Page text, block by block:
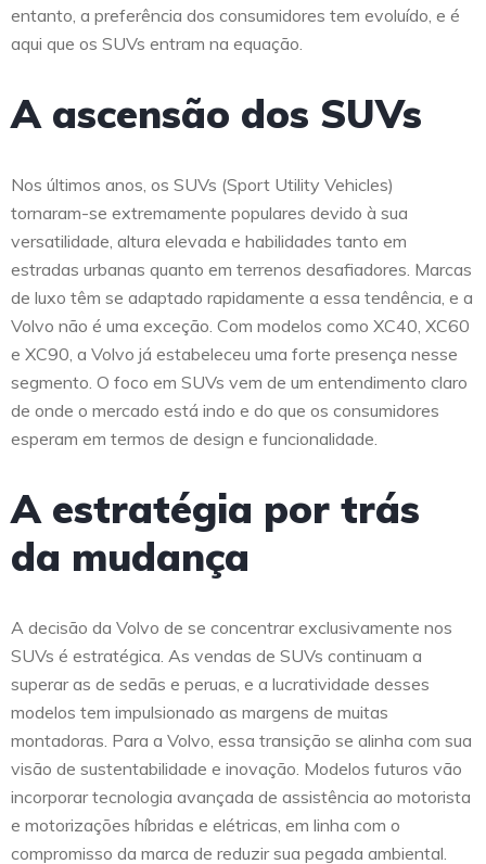
entanto, a preferência dos consumidores tem evoluído, e é
aqui que os SUVs entram na equação.
A ascensão dos SUVs
Nos últimos anos, os SUVs (Sport Utility Vehicles)
tornaram-se extremamente populares devido à sua
versatilidade, altura elevada e habilidades tanto em
estradas urbanas quanto em terrenos desafiadores. Marcas
de luxo têm se adaptado rapidamente a essa tendência, e a
Volvo não é uma exceção. Com modelos como XC40, XC60
e XC90, a Volvo já estabeleceu uma forte presença nesse
segmento. O foco em SUVs vem de um entendimento claro
de onde o mercado está indo e do que os consumidores
esperam em termos de design e funcionalidade.
A estratégia por trás
da mudança
A decisão da Volvo de se concentrar exclusivamente nos
SUVs é estratégica. As vendas de SUVs continuam a
superar as de sedãs e peruas, e a lucratividade desses
modelos tem impulsionado as margens de muitas
montadoras. Para a Volvo, essa transição se alinha com sua
visão de sustentabilidade e inovação. Modelos futuros vão
incorporar tecnologia avançada de assistência ao motorista
e motorizações híbridas e elétricas, em linha com o
compromisso da marca de reduzir sua pegada ambiental.